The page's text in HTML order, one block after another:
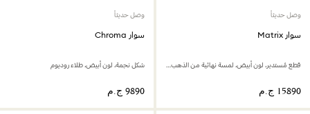
وصل حديثاً
سوار Matrix
قطع مُستدير، لون أبيض، لمسة نهائية من الذهب الوردي عيار 18 قيراط
وصل حديثاً
سوار Chroma
شكل نجمة، لون أبيض، طلاء روديوم